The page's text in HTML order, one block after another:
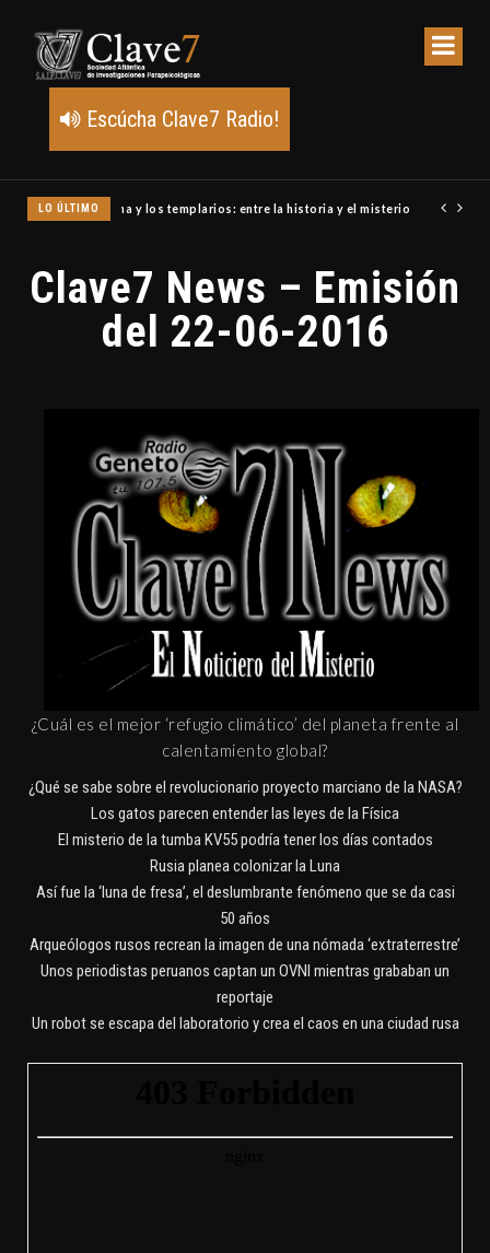
Escúcha Clave7 Radio!
LO ÚLTIMO Un meteoro explota sobre Estados Unidos y abre la pista
Clave7 News – Emisión
del 22-06-2016
¿Cuál es el mejor ‘refugio climático’ del planeta frente al
calentamiento global?
¿Qué se sabe sobre el revolucionario proyecto marciano de la NASA?
Los gatos parecen entender las leyes de la Física
El misterio de la tumba KV55 podría tener los días contados
Rusia planea colonizar la Luna
Así fue la ‘luna de fresa’, el deslumbrante fenómeno que se da casi
50 años
Arqueólogos rusos recrean la imagen de una nómada ‘extraterrestre’
Unos periodistas peruanos captan un OVNI mientras grababan un
reportaje
Un robot se escapa del laboratorio y crea el caos en una ciudad rusa